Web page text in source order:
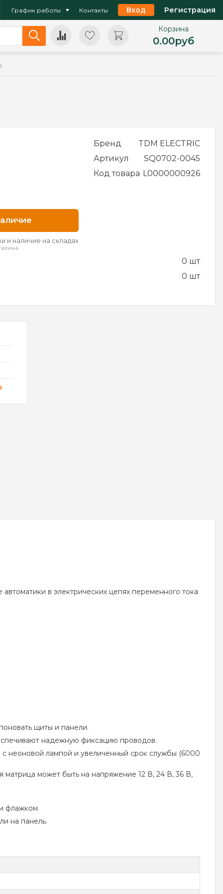
График работы Контакты Вход Регистрация
Корзина
0.00руб
и наличие на складах
Бренд
TDM ELECTRIC
Артикул
SQ0702-0045
Код товара L0000000926
0 шт
0 шт
в электрических цепях переменного тока
щиты и панели.
надежную фиксацию проводов.
неоновой лампой и увеличенный срок службы (6000
может быть на напряжение 12 В, 24 В, 36 В,
флажком.
на панель.